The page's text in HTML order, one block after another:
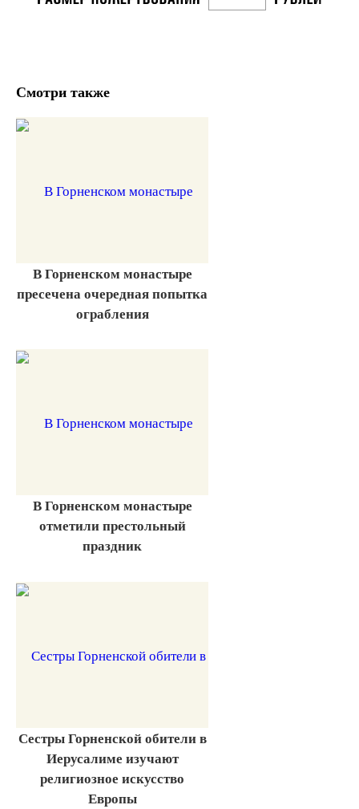
Смотри также
В Горненском монастыре
пресечена очередная попытка
ограбления
В Горненском монастыре
отметили престольный
праздник
Сестры Горненской обители в
Иерусалиме изучают
религиозное искусство
Европы